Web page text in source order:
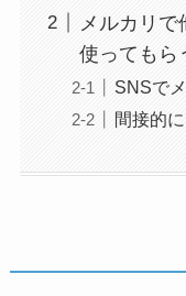
メルカリ
使ってもら
SNSで
間接的